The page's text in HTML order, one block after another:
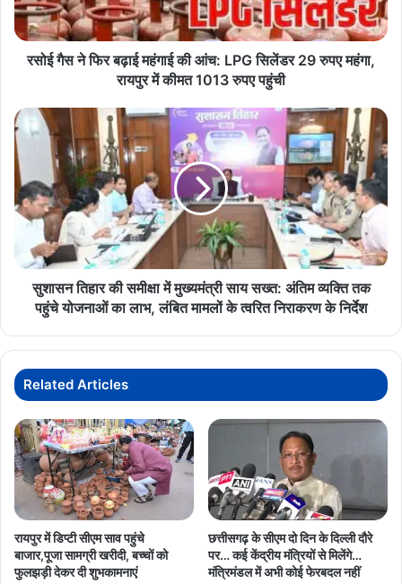
आंच:
LPG
सिलेंडर
महंगा,
रायपुर
में
कीमत
1013
रुपए
पहुंची
रसोई गैस ने फिर बढ़ाई महंगाई की आंच: LPG सिलेंडर 29 रुपए महंगा,
रायपुर में कीमत 1013 रुपए पहुंची
सुशासन
तिहार
की
समीक्षा
में
मुख्यमंत्री
साय
सख्त:
अंतिम
व्यक्ति
लाभ,
लंबित
मामलों
के
त्वरित
निराकरण
निर्देश
सुशासन तिहार की समीक्षा में मुख्यमंत्री साय सख्त: अंतिम व्यक्ति तक
पहुंचे योजनाओं का लाभ, लंबित मामलों के त्वरित निराकरण के निर्देश
Related Articles
रायपुर में डिप्टी सीएम साव पहुंचे
बाजार,पूजा सामग्री खरीदी, बच्चों को
फुलझड़ी देकर दी शुभकामनाएं
छत्तीसगढ़ के सीएम दो दिन के दिल्ली दौरे
पर… कई केंद्रीय मंत्रियों से मिलेंगे…
मंत्रिमंडल में अभी कोई फेरबदल नहीं